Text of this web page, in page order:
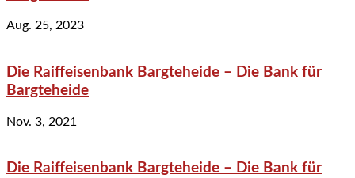
Aug. 25, 2023
Die Raiffeisenbank Bargteheide – Die Bank für
Bargteheide
Nov. 3, 2021
Die Raiffeisenbank Bargteheide – Die Bank für